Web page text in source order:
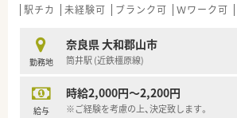
駅チカ 未経験可 ブランク可 Ｗワーク可
勤務地
奈良県 大和郡山市
筒井駅 (近鉄橿原線)
給与
時給2,000円～2,200円
※ご経験を考慮の上、決定致します。